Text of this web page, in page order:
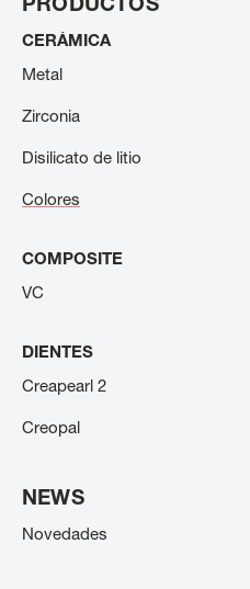
PRODUCTOS
CERÁMICA
Metal
Zirconia
Disilicato de litio
Colores
COMPOSITE
VC
DIENTES
Creapearl 2
Creopal
NEWS
Novedades